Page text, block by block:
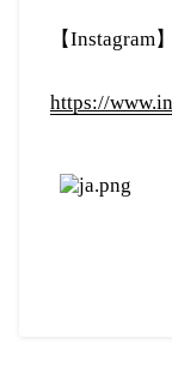
【Instagram】
https://